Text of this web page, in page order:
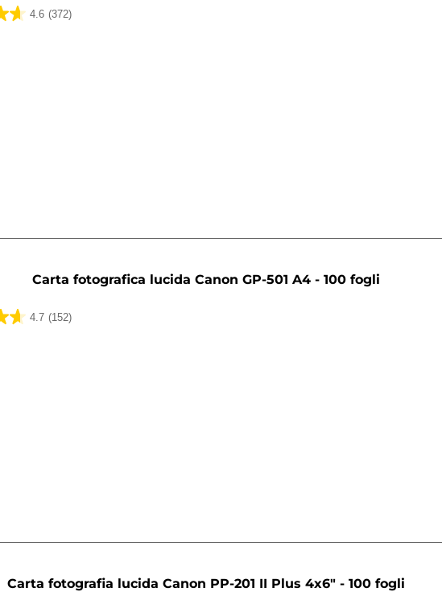
4.6 (372)
Carta fotografica lucida Canon GP-501 A4 - 100 fogli
4.7 (152)
Carta fotografia lucida Canon PP-201 II Plus 4x6" - 100 fogli